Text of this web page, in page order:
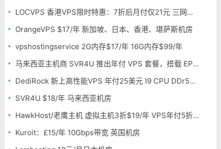
LOCVPS 香港VPS限时特惠：7折后月付仅21元 三网优化BGP线路 可选原生IP
OrangeVPS $17/年 新加坡、日本、香港、堪萨斯机房
vpshostingservice 2G内存$17/年 16G内存$99/年
马来西亚主机商 SVR4U 推出年付 VPS 套餐，搭载 EPYC/至强铂金，支持支付宝
DediRock 新上高性能VPS 年付25美元 I9 CPU DDr5内存 纽约机房
SVR4U $18/年 马来西亚机房
HawkHost/老鹰主机 虚拟主机3折$19/年 VPS年付5折$25/年
Kuroit：£15/年 10Gbps带宽 英国机房